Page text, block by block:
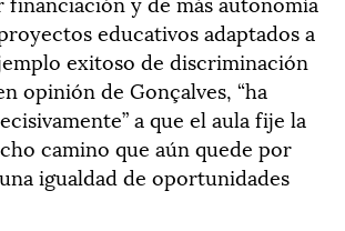
educativos adaptados a
exitoso de discriminación
opinión de Gonçalves, “ha
a que el aula fije la
camino que aún quede por
igualdad de oportunidades